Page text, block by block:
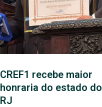
CREF1 recebe maior
honraria do estado do
RJ